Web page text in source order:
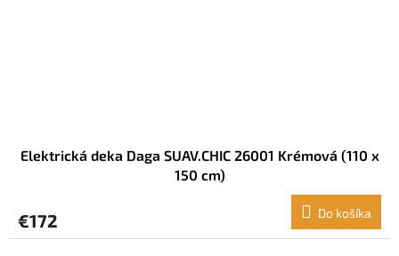
Elektrická deka Daga SUAV.CHIC 26001 Krémová (110 x
150 cm)
€172 Do košíka